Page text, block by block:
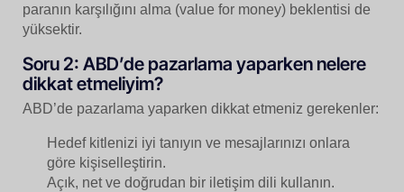
paranın karşılığını alma (value for money) beklentisi de
yüksektir.
Soru 2: ABD’de pazarlama yaparken nelere
dikkat etmeliyim?
ABD’de pazarlama yaparken dikkat etmeniz gerekenler:
Hedef kitlenizi iyi tanıyın ve mesajlarınızı onlara
göre kişiselleştirin.
Açık, net ve doğrudan bir iletişim dili kullanın.